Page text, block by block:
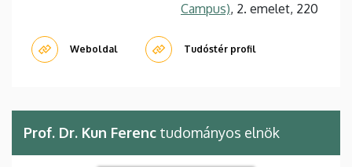
Campus), 2. emelet, 220
Weboldal Tudóstér profil
Prof. Dr. Kun Ferenc tudományos elnök